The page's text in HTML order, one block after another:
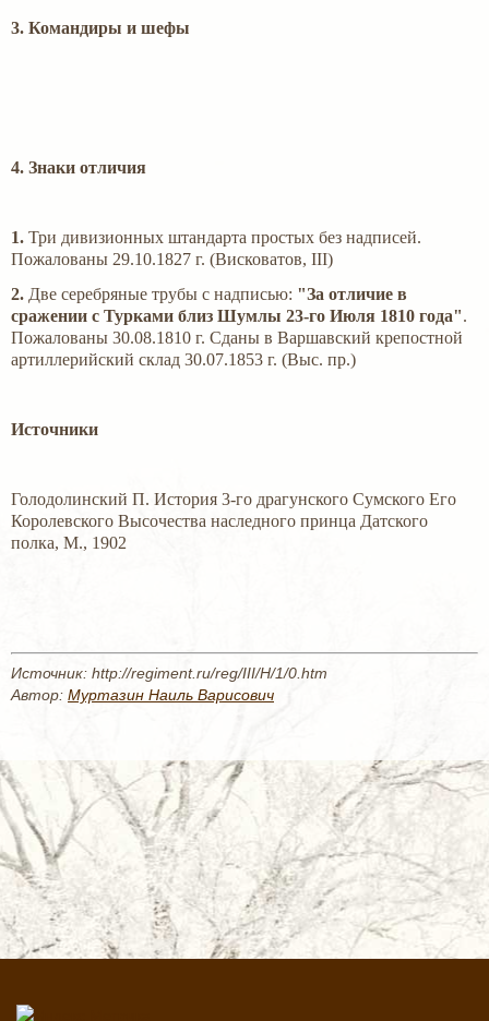
3. Командиры и шефы
4. Знаки отличия
1. Три дивизионных штандарта простых без надписей.
Пожалованы 29.10.1827 г. (Висковатов, III)
2. Две серебряные трубы с надписью: "За отличие в
сражении с Турками близ Шумлы 23-го Июля 1810 года".
Пожалованы 30.08.1810 г. Сданы в Варшавский крепостной
артиллерийский склад 30.07.1853 г. (Выс. пр.)
Источники
Голодолинский П. История 3-го драгунского Сумского Его
Королевского Высочества наследного принца Датского
полка, М., 1902
Источник: http://regiment.ru/reg/III/H/1/0.htm
Автор: Муртазин Наиль Варисович